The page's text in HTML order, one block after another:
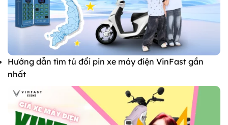
Hướng dẫn tìm tủ đổi pin xe máy điện VinFast gần
nhất